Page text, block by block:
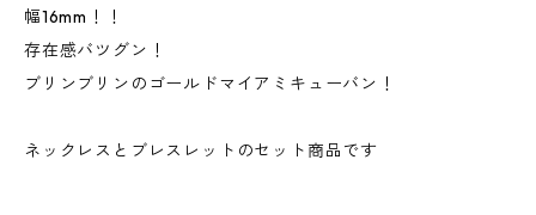
幅16mm！！
存在感バツグン！
ブリンブリンのゴールドマイアミキューバン！
ネックレスとブレスレットのセット商品です